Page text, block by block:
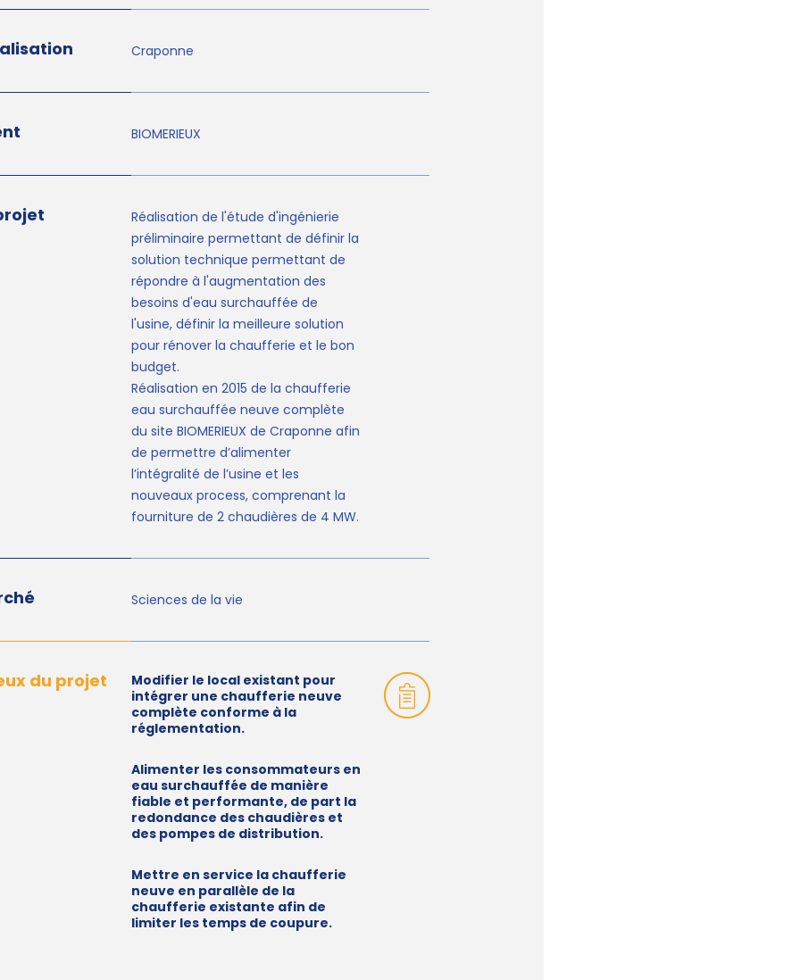
Craponne
BIOMERIEUX
Réalisation de l'étude d'ingénierie
préliminaire permettant de définir la
solution technique permettant de
répondre à l'augmentation des
besoins d'eau surchauffée de
l'usine, définir la meilleure solution
pour rénover la chaufferie et le bon
budget.
Réalisation en 2015 de la chaufferie
eau surchauffée neuve complète
du site BIOMERIEUX de Craponne afin
de permettre d’alimenter
l’intégralité de l’usine et les
nouveaux process, comprenant la
fourniture de 2 chaudières de 4 MW.
Sciences de la vie
du projet
Modifier le local existant pour
intégrer une chaufferie neuve
complète conforme à la
réglementation.
Alimenter les consommateurs en
eau surchauffée de manière
fiable et performante, de part la
redondance des chaudières et
des pompes de distribution.
Mettre en service la chaufferie
neuve en parallèle de la
chaufferie existante afin de
limiter les temps de coupure.